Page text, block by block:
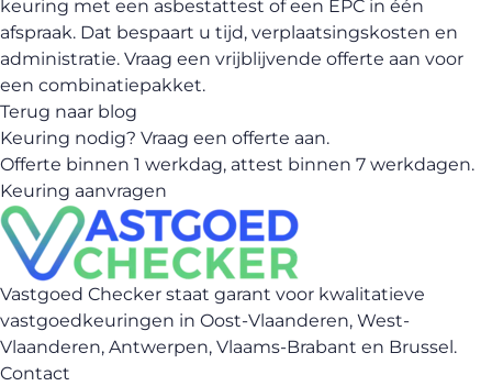
keuring met een asbestattest of een EPC in één
afspraak. Dat bespaart u tijd, verplaatsingskosten en
administratie. Vraag een vrijblijvende offerte aan voor
een combinatiepakket.
Terug naar blog
Keuring nodig? Vraag een offerte aan.
Offerte binnen 1 werkdag, attest binnen 7 werkdagen.
Keuring aanvragen
Vastgoed Checker staat garant voor kwalitatieve
vastgoedkeuringen in Oost-Vlaanderen, West-
Vlaanderen, Antwerpen, Vlaams-Brabant en Brussel.
Contact